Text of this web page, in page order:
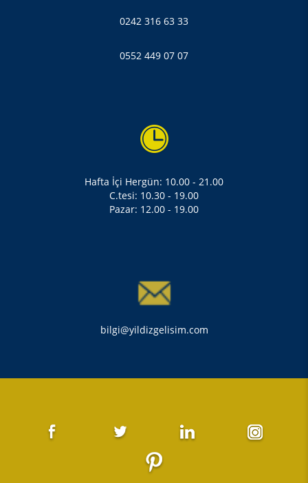
0242 316 63 33
0552 449 07 07
Hafta İçi Hergün: 10.00 - 21.00
C.tesi: 10.30 - 19.00
Pazar: 12.00 - 19.00
bilgi@yildizgelisim.com